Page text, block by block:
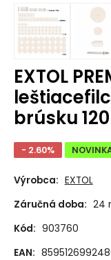
EXTOL
brúsku
- 2.60%
Výrobca: EXTOL
Záručná doba: 24
Kód: 903760
EAN: